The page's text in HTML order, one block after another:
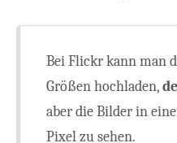
Bei Flickr kann man
Größen hochladen,
aber die Bilder in
Pixel zu sehen.